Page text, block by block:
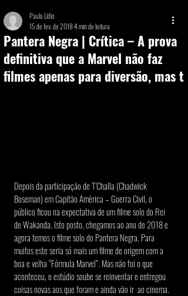
Pantera Negra | Crítica – A prova
definitiva que a Marvel não faz
filmes apenas para diversão, mas t
Paulo Lídio
15 de fev. de 20184 min de leitura
Depois da participação de T’Challa (Chadwick
Boseman) em Capitão América – Guerra Civil, o
público ficou na expectativa de um filme solo do Rei
de Wakanda. Isto posto, chegamos ao ano de 2018 e
agora temos o filme solo do Pantera Negra. Para
muitos este seria só mais um filme de origem com a
boa e velha “Fórmula Marvel”. Mas não foi o que
aconteceu, o estúdio soube se reinventar e entregou
coisas novas aos que foram e ainda vão ir  ao cinema.